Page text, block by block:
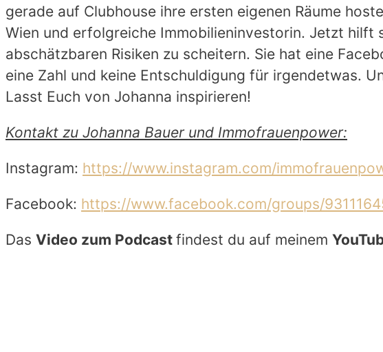
gerade auf Clubhouse ihre ersten eigenen Räume
Wien und erfolgreiche Immobilieninvestorin. Jetzt hilft
abschätzbaren Risiken zu scheitern. Sie hat eine
eine Zahl und keine Entschuldigung für irgendetwas.
Lasst Euch von Johanna inspirieren!
Kontakt zu Johanna Bauer und Immofrauenpower:
Instagram: https://www.instagram.com/
Facebook: https://www.facebook.com/groups/
Das Video zum Podcast findest du auf meinem